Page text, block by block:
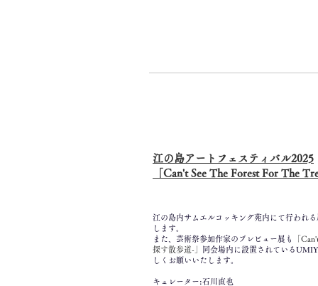
江の島アートフェスティバル2025
「Can't See The Forest For The
江の島内サムエルコッキング苑内にて行われ
します
また、芸術祭参加作家のプレビュー展も
「
探す散歩道-」
同会場内に設置されている
しくお願いいたします。
キュレーター:石川直也